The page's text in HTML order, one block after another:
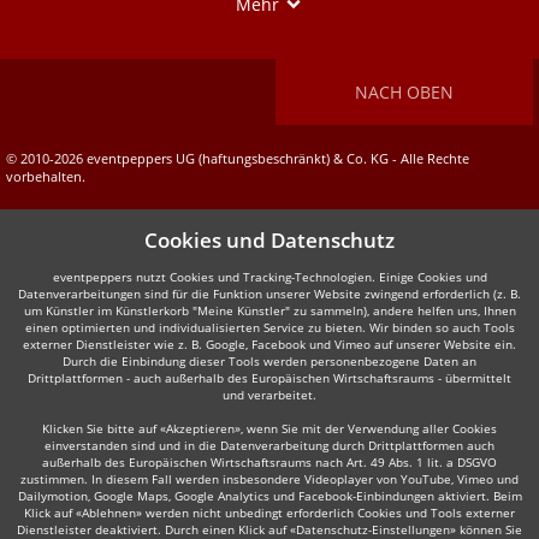
NACH OBEN
© 2010-2026 eventpeppers UG (haftungsbeschränkt) & Co. KG - Alle Rechte
vorbehalten.
Cookies und Datenschutz
eventpeppers nutzt Cookies und Tracking-Technologien. Einige Cookies und
Datenverarbeitungen sind für die Funktion unserer Website zwingend erforderlich (z. B.
um Künstler im Künstlerkorb "Meine Künstler" zu sammeln), andere helfen uns, Ihnen
einen optimierten und individualisierten Service zu bieten. Wir binden so auch Tools
externer Dienstleister wie z. B. Google, Facebook und Vimeo auf unserer Website ein.
Durch die Einbindung dieser Tools werden personenbezogene Daten an
Drittplattformen - auch außerhalb des Europäischen Wirtschaftsraums - übermittelt
und verarbeitet.
Klicken Sie bitte auf «Akzeptieren», wenn Sie mit der Verwendung aller Cookies
einverstanden sind und in die Datenverarbeitung durch Drittplattformen auch
außerhalb des Europäischen Wirtschaftsraums nach Art. 49 Abs. 1 lit. a DSGVO
zustimmen. In diesem Fall werden insbesondere Videoplayer von YouTube, Vimeo und
Dailymotion, Google Maps, Google Analytics und Facebook-Einbindungen aktiviert. Beim
Klick auf «Ablehnen» werden nicht unbedingt erforderlich Cookies und Tools externer
Dienstleister deaktiviert. Durch einen Klick auf «Datenschutz-Einstellungen» können Sie